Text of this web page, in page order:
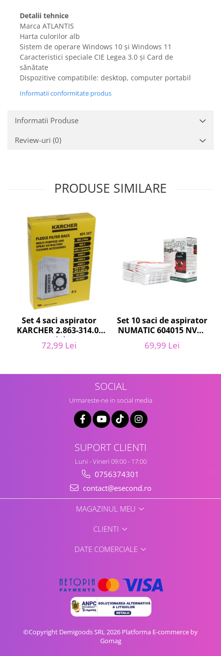
Telecomenzi garaj
Sport & Activitati in aer liber
Accesorii antrenament
Accesorii Fitness
Accesorii sportive
Sporturi acvatice
Sporturi de interior
Camere video si sport
Home Cinema & Audio
Playere, Boxe & Casti
Telescoape & Optica
Televizoare & accesorii
Bacanie
Ambalaje cadouri
Cadouri
Curatenie si intretinere
Detalii tehnice
Marca ATLANTIS
Harta culorilor alb
Sistem de operare Windows 10 și Windows 11
Caracteristici speciale ‎CIE Legea 3.0 și Card de
sănătate
Dispozitive compatibile: desktop, computer portabil
Informatii conformitate produs
Informatii Produse
Review-uri (0)
PRODUSE SIMILARE
Set 4 saci aspirator
KARCHER 2.863-314.0,
compatibil cu WD,
KWD, SE
72,99 Lei
Set 10 saci de aspirator
NUMATIC 604015 NVM-
1CH, 9L
69,99 Lei
SOCIAL
Urmareste-ne in social media
SUPORT CLIENTI
Luni - Vineri 09:00 - 17:00
0756374301
contact@esecond.ro
MAGAZINUL MEU
CLIENTI
DATE COMERCIALE
©Copyright Demigoods SRL 2026 Platforma E-commerce by
Gomag